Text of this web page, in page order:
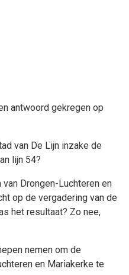
antwoord gekregen op
van De Lijn inzake de
lijn 54?
Drongen-Luchteren en
op de vergadering van de
het resultaat? Zo nee,
nemen om de
en Mariakerke te